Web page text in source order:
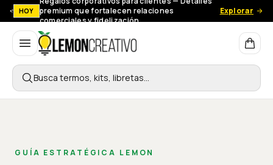
HOY
premium que fortalecen relaciones
comerciales y fidelización.
Explorar
Lemon Creativo
Busca termos, kits, libretas…
GUÍA ESTRATÉGICA LEMON